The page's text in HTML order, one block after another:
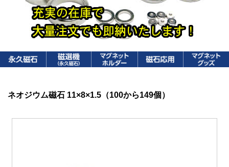
ネオジウム磁石 11×8×1.5（100から149個）